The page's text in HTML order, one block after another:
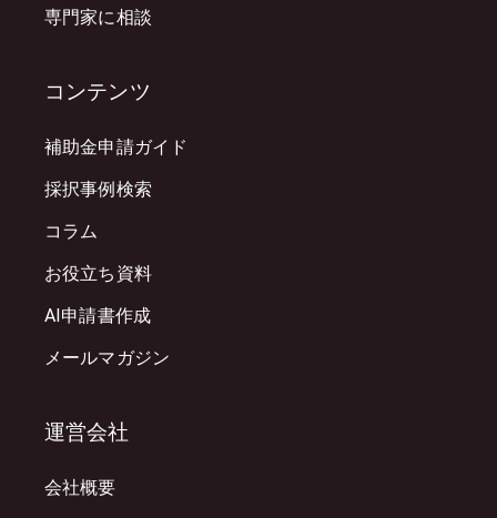
専門家に相談
コンテンツ
補助金申請ガイド
採択事例検索
コラム
お役立ち資料
AI申請書作成
メールマガジン
運営会社
会社概要